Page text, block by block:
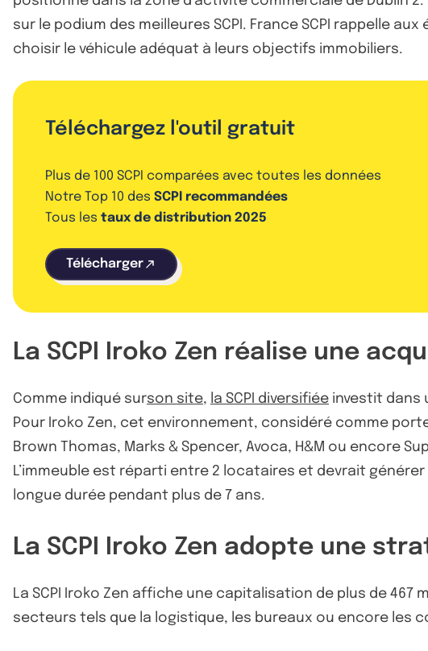
sur le podium des meilleures SCPI. France SCPI rappelle
choisir le véhicule adéquat à leurs objectifs immobiliers.
Téléchargez l'outil gratuit
Plus de 100 SCPI comparées avec toutes les données
Notre Top 10 des SCPI recommandées
Tous les taux de distribution 2025
Télécharger
La SCPI Iroko Zen réalise une
Comme indiqué surson site, la SCPI diversifiée investit dans
Pour Iroko Zen, cet environnement, considéré comme
Brown Thomas, Marks & Spencer, Avoca, H&M ou encore
L’immeuble est réparti entre 2 locataires et devrait
longue durée pendant plus de 7 ans.
La SCPI Iroko Zen adopte une
La SCPI Iroko Zen affiche une capitalisation de plus de
secteurs tels que la logistique, les bureaux ou encore les